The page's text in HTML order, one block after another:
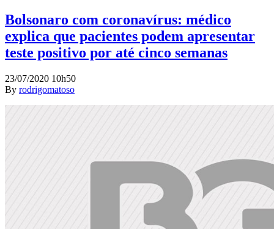
Bolsonaro com coronavírus: médico
explica que pacientes podem apresentar
teste positivo por até cinco semanas
23/07/2020 10h50
By rodrigomatoso